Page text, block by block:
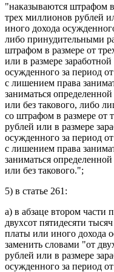
"наказываются штрафом
трех миллионов рублей
иного дохода
либо принудительными
штрафом в размере от
или в размере
осужденного за период
с лишением права
заниматься
или без такового, либо
со штрафом в размере от
рублей или в размере
осужденного за период
с лишением права
заниматься
или без такового.";
5) в статье 261 :
а) в абзаце втором части
двухсот пятидесяти
платы или иного дохода
заменить словами "от
рублей или в размере
осужденного за период